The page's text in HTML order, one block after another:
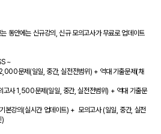
동안에는 신규강의, 신규 모의고사가 무료로 업데이트
~
문제(일일, 중간, 실전전범위) + 역대 기출문제(채
사 1,500문제(일일, 중간, 실전전범위) + 역대 기출문
강의(실시간 업데이트) + 모의고사 (일일, 중간, 실전
)